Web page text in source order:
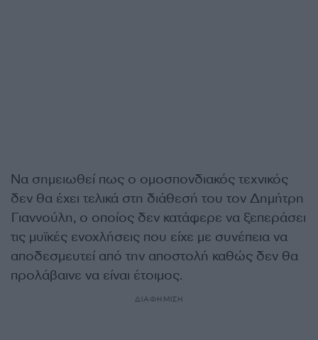
Να σημειωθεί πως ο ομοσπονδιακός τεχνικός
δεν θα έχει τελικά στη διάθεσή του τον Δημήτρη
Γιαννούλη, ο οποίος δεν κατάφερε να ξεπεράσει
τις μυϊκές ενοχλήσεις που είχε με συνέπεια να
αποδεσμευτεί από την αποστολή καθώς δεν θα
προλάβαινε να είναι έτοιμος.
ΔΙΑΦΗΜΙΣΗ